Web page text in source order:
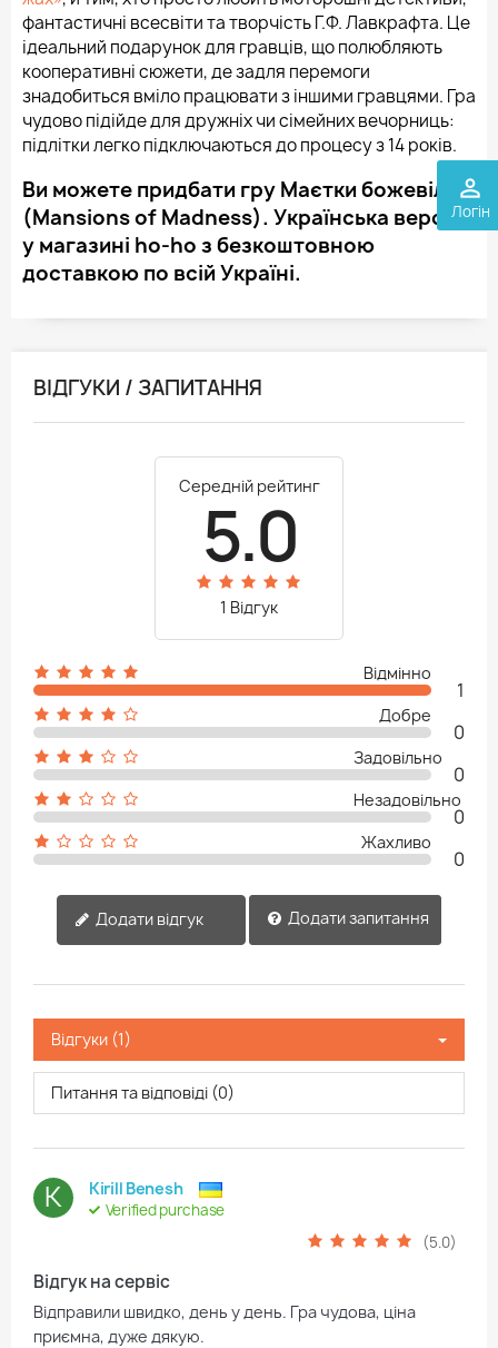
perm_identity
Логін
фантастичні всесвіти та творчість Г.Ф. Лавкрафта. Це
ідеальний подарунок для гравців, що полюбляють
кооперативні сюжети, де задля перемоги
знадобиться вміло працювати з іншими гравцями. Гра
чудово підійде для дружніх чи сімейних вечорниць:
підлітки легко підключаються до процесу з 14 років.
Ви можете придбати гру Маєтки божевілля
(Mansions of Madness). Українська версія
у магазині ho-ho з безкоштовною
доставкою по всій Україні.
ВІДГУКИ / ЗАПИТАННЯ
Середній рейтинг
5.0
1 Відгук
Відмінно
1
Добре
0
Задовільно
0
Незадовільно
0
Жахливо
0
Додати відгук Додати запитання
Відгуки (1)
Питання та відповіді (0)
K Kirill Benesh
Verified purchase
(5.0)
Відгук на сервіс
Відправили швидко, день у день. Гра чудова, ціна
приємна, дуже дякую.